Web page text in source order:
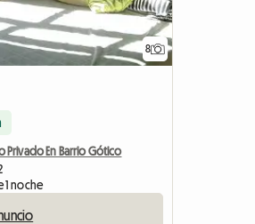
8
Privado En Barrio Gótico
1 noche